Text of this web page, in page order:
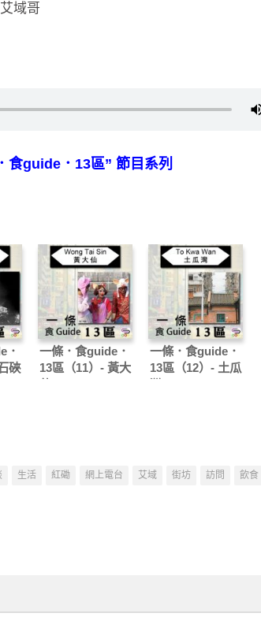
域哥
食guide．13區” 節目系列
．
硤
一條．食guide．
13區（11）- 黃大
一條．食guide．
13區（12）- 土瓜
生活 紅磡 網上電台 艾域 街坊 訪問
飲食